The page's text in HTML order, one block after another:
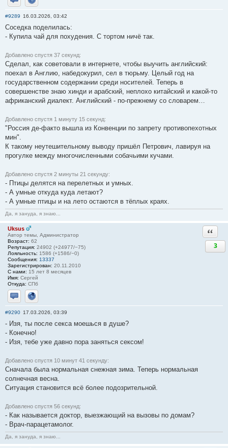
Отправить личное сообщение
Сайт
#9289 16.03.2026, 03:42
Соседка поделилась:
- Купила чай для похудения. С тортом ничё так.
Добавлено спустя 37 секунд:
Сделал, как советовали в интернете, чтобы выучить английский:
поехал в Англию, набедокурил, сел в тюрьму. Целый год на
государственном содержании среди носителей. Теперь в
совершенстве знаю хинди и арабский, неплохо китайский и какой-то
африканский диалект. Английский - по-прежнему со словарем…
Добавлено спустя 1 минуту 15 секунд:
"Россия де-факто вышла из Конвенции по запрету противопехотных
мин".
К такому неутешительному выводу пришёл Петрович, лавируя на
прогулке между многочисленными собачьими кучами.
Добавлено спустя 2 минуты 21 секунду:
- Птицы делятся на перелетных и умных.
- А умные откуда куда летают?
- А умные птицы и на лето остаются в тёплых краях.
Да, я зануда, я знаю...
Uksus
Автор темы, Администратор
Возраст: 62
Репутация: 24902 (+24977/−75)
Лояльность: 1586 (+1586/−0)
Сообщения: 13337
Зарегистрирован: 20.11.2010
С нами: 15 лет 8 месяцев
Имя: Сергей
Откуда: СПб
Отправить личное сообщение
Сайт
3
#9290 17.03.2026, 03:39
- Изя, ты после ceкса моешься в душе?
- Конечно!
- Изя, тебе уже давно пора заняться ceксом!
Добавлено спустя 10 минут 41 секунду:
Сначала была нормальная снежная зима. Теперь нормальная
солнечная весна.
Ситуация становится всё более подозрительной.
Добавлено спустя 56 секунд:
- Как называется доктор, выезжающий на вызовы по домам?
- Врач-парацетамолог.
Да, я зануда, я знаю...